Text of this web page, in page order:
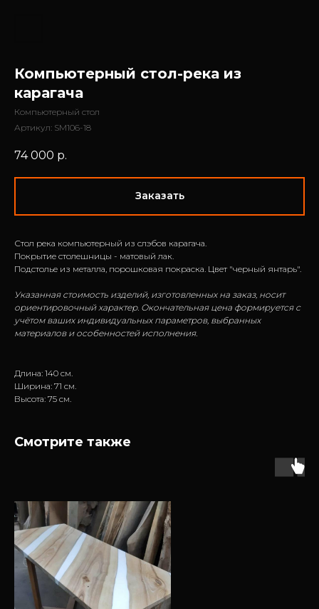
Компьютерный стол-река из
карагача
Компьютерный стол
Артикул: SM106-18
74 000 р.
Заказать
Стол река компьютерный из слэбов карагача.
Покрытие столешницы - матовый лак.
Подстолье из металла, порошковая покраска. Цвет "черный янтарь".
Указанная стоимость изделий, изготовленных на заказ, носит
ориентировочный характер. Окончательная цена формируется с
учётом ваших индивидуальных параметров, выбранных
материалов и особенностей исполнения.
Длина: 140 см.
Ширина: 71 см.
Высота: 75 см.
Смотрите также